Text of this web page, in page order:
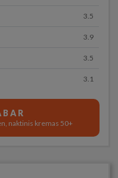
3.5
3.9
3.5
3.1
naktinis kremas 50+